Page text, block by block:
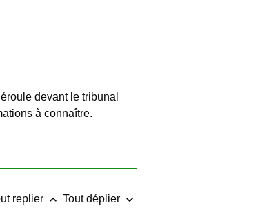
devant le tribunal
à connaître.
replier keyboard_arrow_up Tout déplier keyboard_arrow_down